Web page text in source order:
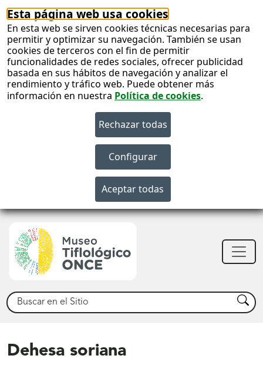
Esta página web usa cookies
En esta web se sirven cookies técnicas necesarias para
permitir y optimizar su navegación. También se usan
cookies de terceros con el fin de permitir
funcionalidades de redes sociales, ofrecer publicidad
basada en sus hábitos de navegación y analizar el
rendimiento y tráfico web. Puede obtener más
información en nuestra Política de cookies.
Buscar Buscar
Dehesa soriana